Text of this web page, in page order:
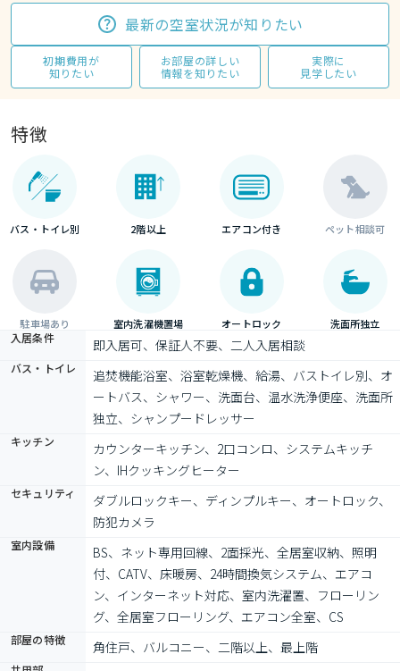
最新の空室状況が知りたい
初期費用が
知りたい
お部屋の詳しい
情報を知りたい
実際に
見学したい
特徴
バス・トイレ別 2階以上 エアコン付き ペット相談可
駐車場あり 室内洗濯機置場 オートロック 洗面所独立
入居条件 即入居可、保証人不要、二人入居相談
バス・トイレ
追焚機能浴室、浴室乾燥機、給湯、バストイレ別、オ
ートバス、シャワー、洗面台、温水洗浄便座、洗面所
独立、シャンプードレッサー
キッチン
カウンターキッチン、2口コンロ、システムキッチ
ン、IHクッキングヒーター
セキュリティ
ダブルロックキー、ディンプルキー、オートロック、
防犯カメラ
室内設備
BS、ネット専用回線、2面採光、全居室収納、照明
付、CATV、床暖房、24時間換気システム、エアコ
ン、インターネット対応、室内洗濯置、フローリン
グ、全居室フローリング、エアコン全室、CS
部屋の特徴 角住戸、バルコニー、二階以上、最上階